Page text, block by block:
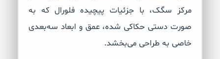
مرکز سگک، با جزئیات پیچیده فلورال که به
صورت دستی حکاکی شده، عمق و ابعاد سه‌بعدی
خاصی به طراحی می‌بخشد.